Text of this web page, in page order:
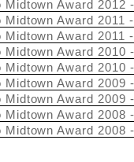
Midtown Award 2012
Midtown Award 2011
Midtown Award 2011
Midtown Award 2010
Midtown Award 2010
Midtown Award 2009
Midtown Award 2009
Midtown Award 2008
Midtown Award 2008